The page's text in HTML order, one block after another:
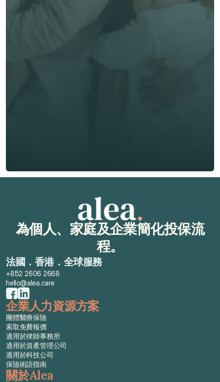
立即獲取獨立客觀建議
索取免費報價
為個人、家庭及企業簡化投保流
程。
法國．香港．全球服務
+852 2606 2668
hello@alea.care
企業人力資源方案
團體醫療保險
索取免費報價
適用於律師事務所
適用於資產管理公司
適用於科技公司
保險術語指南
關於Alea